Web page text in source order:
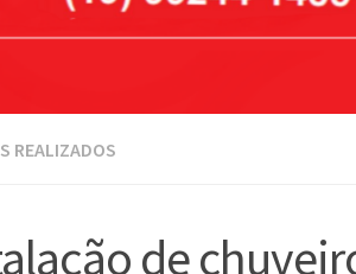
REALIZADOS
de